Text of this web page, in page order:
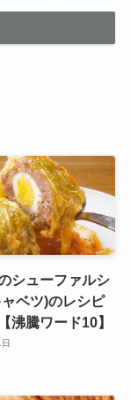
シューファルシ
ベツ)のレシピ
沸騰ワード10】